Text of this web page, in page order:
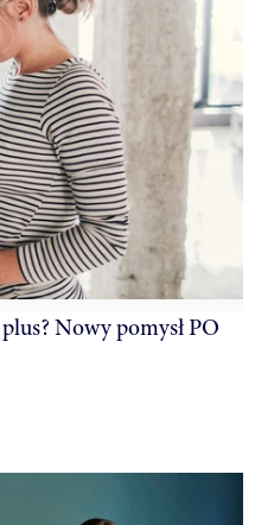
Nowy pomysł PO